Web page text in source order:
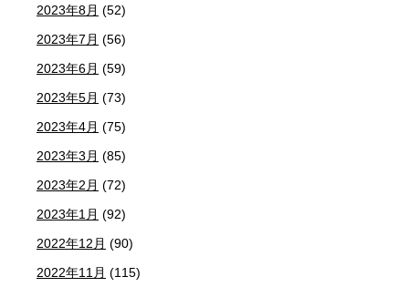
2023年8月 (52)
2023年7月 (56)
2023年6月 (59)
2023年5月 (73)
2023年4月 (75)
2023年3月 (85)
2023年2月 (72)
2023年1月 (92)
2022年12月 (90)
2022年11月 (115)